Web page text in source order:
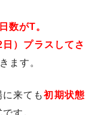
数がT。
）プラスしてさ
ます。
に来ても初期状態
す。